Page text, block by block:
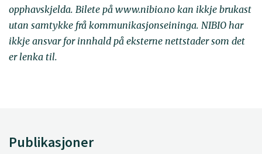
opphavskjelda. Bilete på www.nibio.no kan ikkje brukast
utan samtykke frå kommunikasjonseininga. NIBIO har
ikkje ansvar for innhald på eksterne nettstader som det
er lenka til.
Publikasjoner